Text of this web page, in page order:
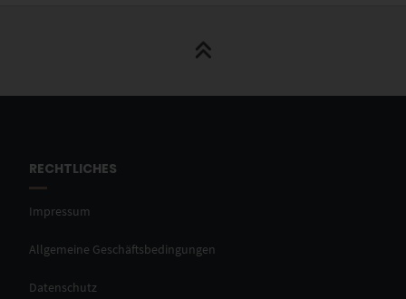
RECHTLICHES
Impressum
Allgemeine Geschäftsbedingungen
Datenschutz